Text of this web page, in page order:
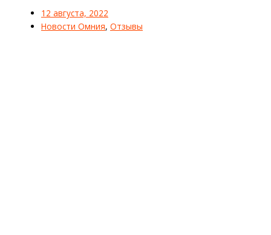
12 августа, 2022
Новости Омния, Отзывы